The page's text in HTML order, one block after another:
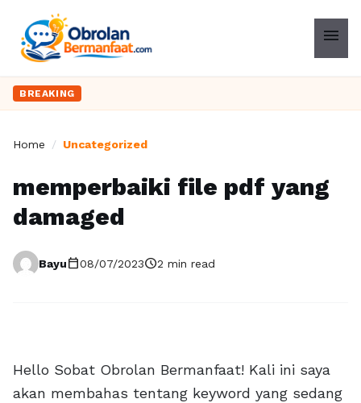
menu
BREAKING
Home / Uncategorized
memperbaiki file pdf yang
damaged
Bayucalendar_today08/07/2023schedule2 min read
Hello Sobat Obrolan Bermanfaat! Kali ini saya
akan membahas tentang keyword yang sedang